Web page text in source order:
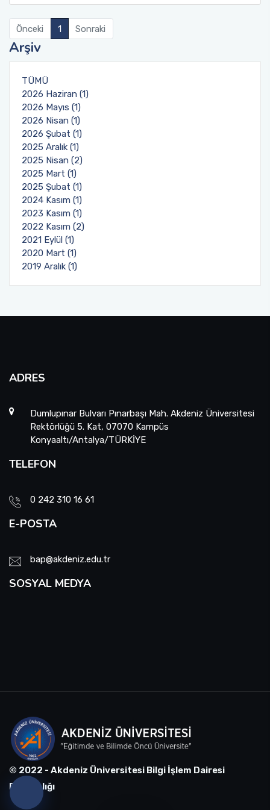
Önceki 1 Sonraki
Arşiv
TÜMÜ
2026 Haziran (1)
2026 Mayıs (1)
2026 Nisan (1)
2026 Şubat (1)
2025 Aralık (1)
2025 Nisan (2)
2025 Mart (1)
2025 Şubat (1)
2024 Kasım (1)
2023 Kasım (1)
2022 Kasım (2)
2021 Eylül (1)
2020 Mart (1)
2019 Aralık (1)
ADRES
Dumlupınar Bulvarı Pınarbaşı Mah. Akdeniz Üniversitesi
Rektörlüğü 5. Kat, 07070 Kampüs
Konyaaltı/Antalya/TÜRKİYE
TELEFON
0 242 310 16 61
E-POSTA
bap@akdeniz.edu.tr
SOSYAL MEDYA
© 2022 - Akdeniz Üniversitesi Bilgi İşlem Dairesi
Başkanlığı
Üniversite-Kamu-Sanayi İş Birliği Projesi
(ÜKSİP)
Lisans Öğrencisi Bilimsel Araştırma Projeleri
YÖK Öncelikli Alan Projeleri: Sağlıkta Dijital
Teknolojiler
Uluslararası Katılımlı Araştırma Projesi (UKAP)
Eş Finansmanlı Bilimsel Araştırma Projesi
(EFAP)
Altyapı Projeleri (AYP)
Güdümlü Projeler (GÜP)
Tamamlayıcı Araştırma Projesi (TAP)